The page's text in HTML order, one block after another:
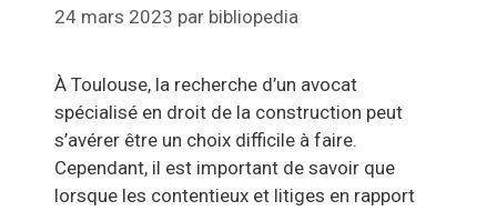
24 mars 2023 par bibliopedia
À Toulouse, la recherche d’un avocat
spécialisé en droit de la construction peut
s’avérer être un choix difficile à faire.
Cependant, il est important de savoir que
lorsque les contentieux et litiges en rapport